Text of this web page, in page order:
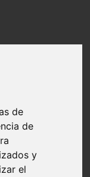
de
de
y
el